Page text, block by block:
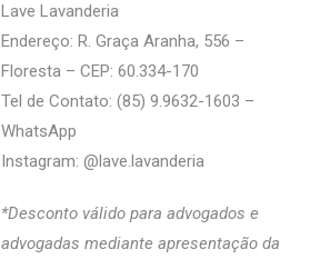
Lave Lavanderia
Endereço: R. Graça Aranha, 556 –
Floresta – CEP: 60.334-170
Tel de Contato: (85) 9.9632-1603 –
WhatsApp
Instagram: @‌lave.lavanderia
*Desconto válido para advogados e
advogadas mediante apresentação da